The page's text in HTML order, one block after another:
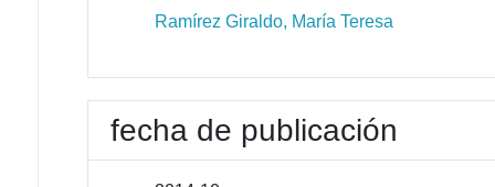
Ramírez Giraldo, María Teresa
fecha de publicación